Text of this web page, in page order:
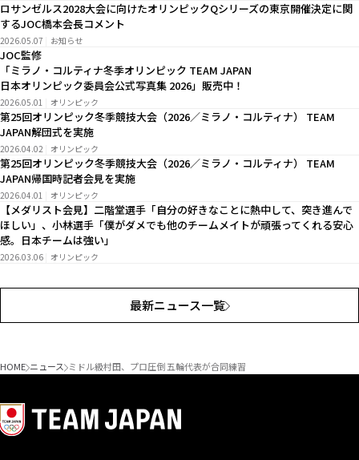
ロサンゼルス2028大会に向けたオリンピックQシリーズの東京開催決定に関
するJOC橋本会長コメント
2026.05.07 お知らせ
JOC監修
「ミラノ・コルティナ冬季オリンピック TEAM JAPAN
日本オリンピック委員会公式写真集 2026」販売中！
2026.05.01 オリンピック
第25回オリンピック冬季競技大会（2026／ミラノ・コルティナ） TEAM
JAPAN解団式を実施
2026.04.02 オリンピック
第25回オリンピック冬季競技大会（2026／ミラノ・コルティナ） TEAM
JAPAN帰国時記者会見を実施
2026.04.01 オリンピック
【メダリスト会見】二階堂選手「自分の好きなことに熱中して、突き進んで
ほしい」、小林選手「僕がダメでも他のチームメイトが頑張ってくれる安心
感。日本チームは強い」
2026.03.06 オリンピック
最新ニュース一覧
HOME ニュース ミドル級村田、プロ圧倒 五輪代表が合同練習